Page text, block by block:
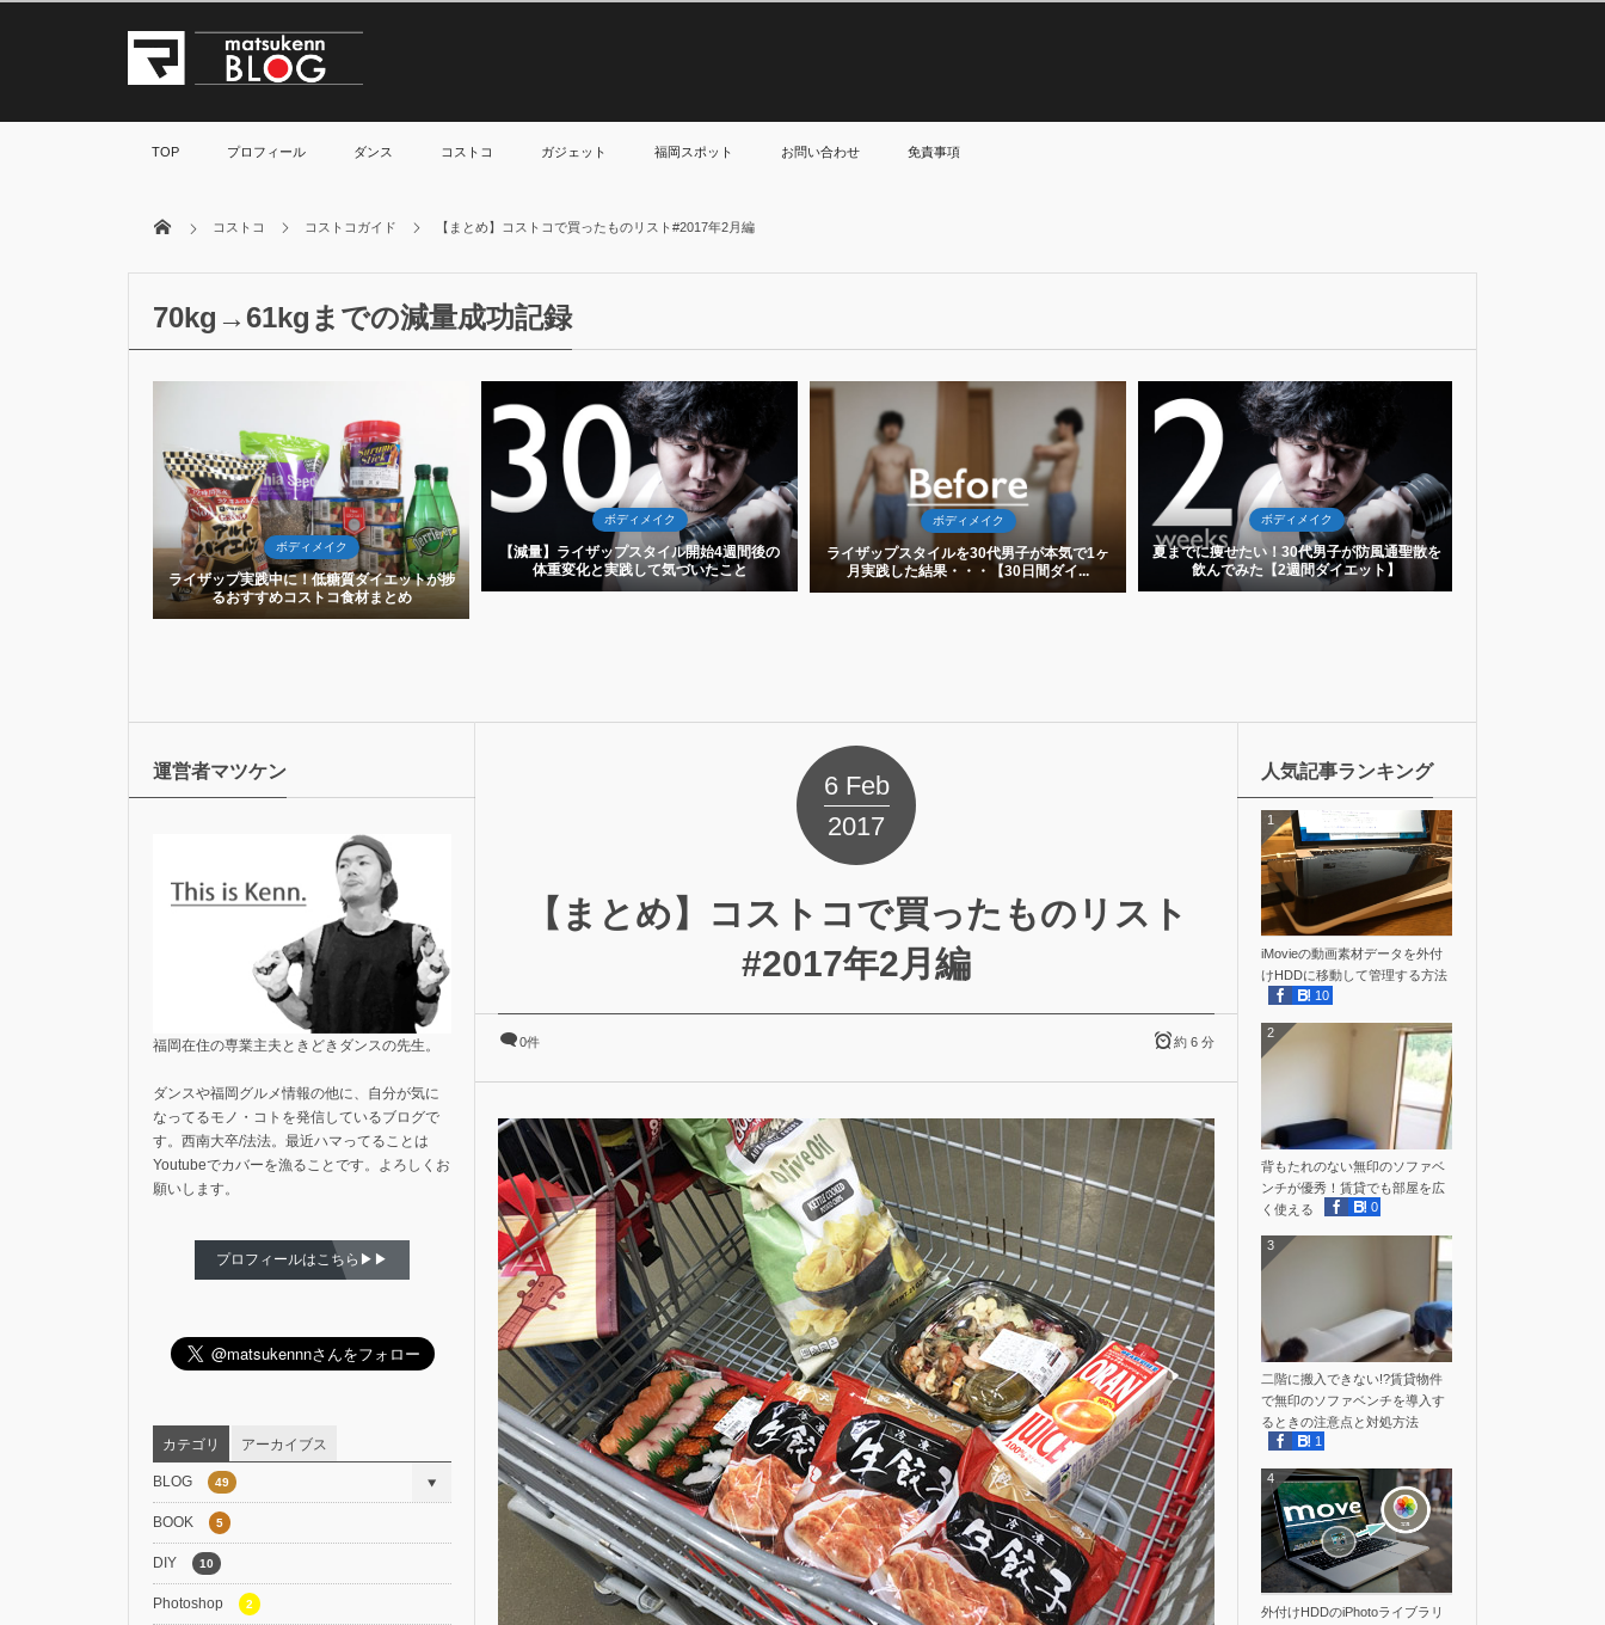
TOP プロフィール ダンス コストコ ガジェット 福岡スポット お問い合わせ 免責事項
コストコ コストコガイド 【まとめ】コストコで買ったものリスト#2017年2月編
70kg→61kgまでの減量成功記録
25 Apr
ボディメイク
ライザップ実践中に！低糖質ダイエットが捗
るおすすめコストコ食材まとめ
26May
ボディメイク
【減量】ライザップスタイル開始4週間後の
体重変化と実践して気づいたこと
30
ボディメイク
ライザップスタイルを30代男子が本気で1ヶ
月実践した結果・・・【30日間ダイ...
28
ボディメイク
夏までに痩せたい！30代男子が防風通聖散を
飲んでみた【2週間ダイエット】
6 Feb
2017
【まとめ】コストコで買ったものリスト
#2017年2月編
0件 約 6 分
運営者マツケン
福岡在住の専業主夫ときどきダンスの先生。
ダンスや福岡グルメ情報の他に、自分が気に
なってるモノ・コトを発信しているブログで
す。西南大卒/法法。最近ハマってることは
Youtubeでカバーを漁ることです。よろしくお
願いします。
プロフィールはこちら▶▶
カテゴリ アーカイブス
BLOG 49
BOOK 5
DIY 10
Photoshop 2
人気記事ランキング
1
iMovieの動画素材データを外付
けHDDに移動して管理する方法
10
2
背もたれのない無印のソファベ
ンチが優秀！賃貸でも部屋を広
く使える
0
3
二階に搬入できない!?賃貸物件
で無印のソファベンチを導入す
るときの注意点と対処方法
1
4
外付けHDDのiPhotoライブラリ